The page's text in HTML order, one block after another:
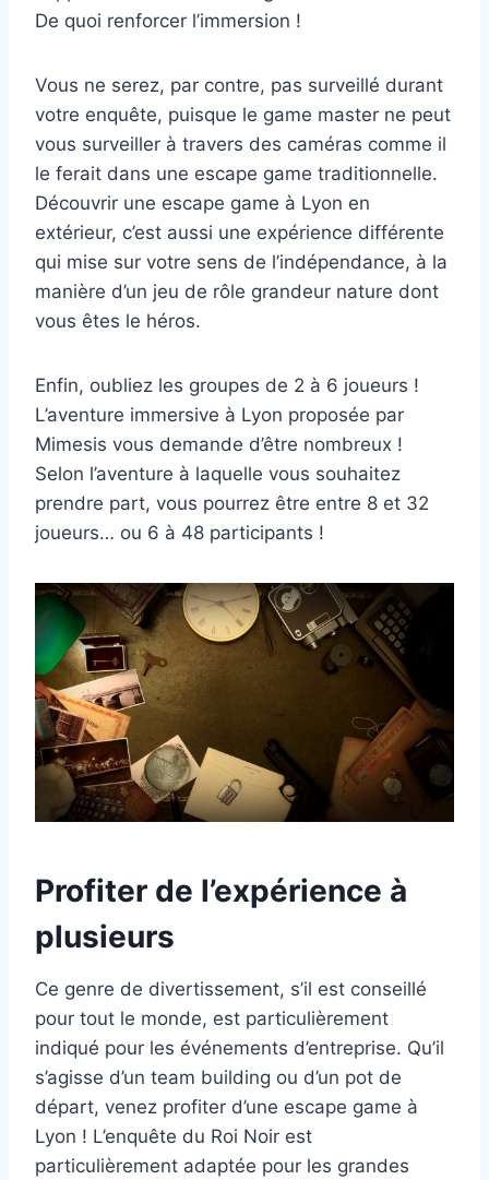
De quoi renforcer l’immersion !
Vous ne serez, par contre, pas surveillé durant
votre enquête, puisque le game master ne peut
vous surveiller à travers des caméras comme il
le ferait dans une escape game traditionnelle.
Découvrir une escape game à Lyon en
extérieur, c’est aussi une expérience différente
qui mise sur votre sens de l’indépendance, à la
manière d’un jeu de rôle grandeur nature dont
vous êtes le héros.
Enfin, oubliez les groupes de 2 à 6 joueurs !
L’aventure immersive à Lyon proposée par
Mimesis vous demande d’être nombreux !
Selon l’aventure à laquelle vous souhaitez
prendre part, vous pourrez être entre 8 et 32
joueurs… ou 6 à 48 participants !
Profiter de l’expérience à
plusieurs
Ce genre de divertissement, s’il est conseillé
pour tout le monde, est particulièrement
indiqué pour les événements d’entreprise. Qu’il
s’agisse d’un team building ou d’un pot de
départ, venez profiter d’une escape game à
Lyon ! L’enquête du Roi Noir est
particulièrement adaptée pour les grandes